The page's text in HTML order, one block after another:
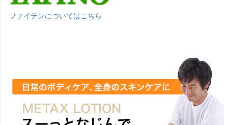
ファイテンについてはこちら